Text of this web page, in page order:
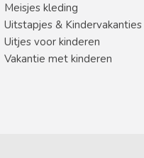
Meisjes kleding
Uitstapjes & Kindervakanties
Uitjes voor kinderen
Vakantie met kinderen